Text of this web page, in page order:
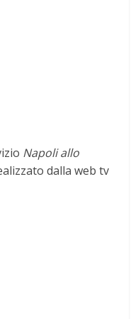
Napoli allo
dalla web tv